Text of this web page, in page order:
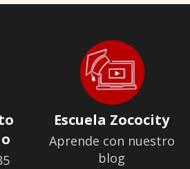
Escuela Zococity
Aprende con nuestro
blog